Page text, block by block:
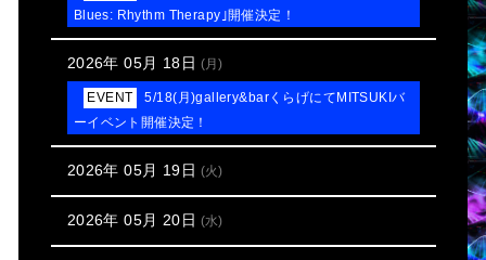
Blues: Rhythm Therapy｣開催決定！
2026年 05月 18日 (月)
5/18(月)gallery&barくらげにてMITSUKIバ
ーイベント開催決定！
2026年 05月 19日 (火)
2026年 05月 20日 (水)